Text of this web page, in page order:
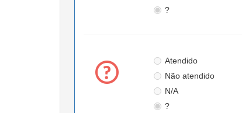
?
Atendido
Não atendido
N/A
?